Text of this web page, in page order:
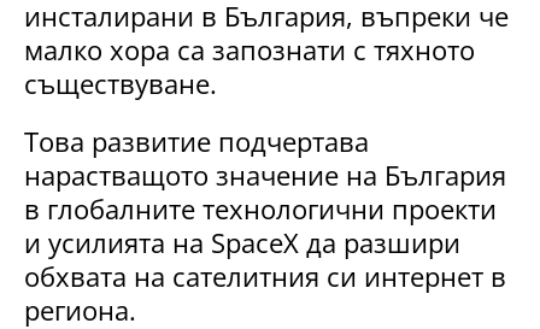
инсталирани в България, въпреки че
малко хора са запознати с тяхното
съществуване.
Това развитие подчертава
нарастващото значение на България
в глобалните технологични проекти
и усилията на SpaceX да разшири
обхвата на сателитния си интернет в
региона.